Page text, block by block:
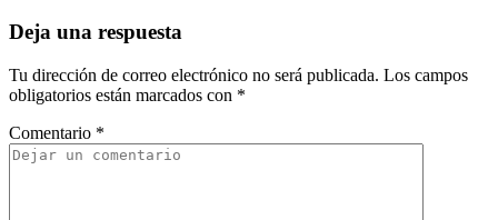
Deja una respuesta
Tu dirección de correo electrónico no será publicada. Los campos
obligatorios están marcados con *
Comentario *